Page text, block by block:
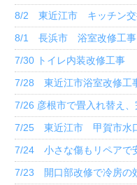
8/2 東近江市 キッチン交
8/1 長浜市 浴室改修工事
7/30 トイレ内装改修工事
7/28 東近江市浴室改修工
7/26 彦根市で畳入れ替え、
7/25 東近江市 甲賀市水
7/24 小さな傷もリペアで
7/23 開口部改修で冷房の